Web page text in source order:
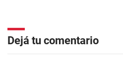
Dejá tu comentario